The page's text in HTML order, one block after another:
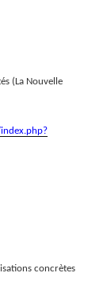
(La Nouvelle
concrètes